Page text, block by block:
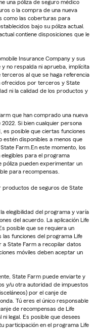
una póliza de seguro médico
o la compra de una nueva
como las coberturas para
bajo su póliza actual.
contiene disposiciones que le
Insurance Company y sus
no respalda ni aprueba, implícita
terceros al que se haga referencia
ofrecidos por terceros y State
ni la calidad de los productos y
que han comprado una nueva
Si bien cualquier persona
es posible que ciertas funciones
estén disponibles a menos que
Farm.En este momento, los
para el programa
póliza pueden experimentar un
para recompensas.
productos de seguros de State
elegibilidad del programa y varía
del acuerdo. La aplicación Life
posible que se requiera un
funciones del programa Life
a State Farm a recopilar datos
móviles deben aceptar un
State Farm puede enviarte y
y/u otra autoridad de impuestos
por el canje de
Tú eres el único responsable
de recompensas de Life
legal. Es posible que desees
participación en el programa Life